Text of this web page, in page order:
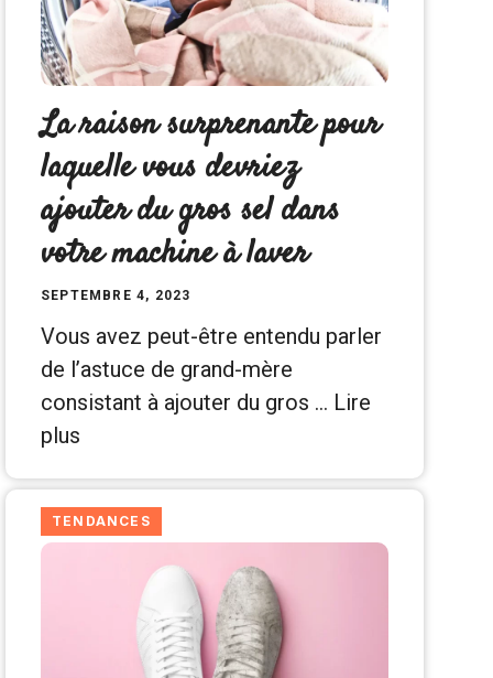
La raison surprenante pour
laquelle vous devriez
ajouter du gros sel dans
votre machine à laver
SEPTEMBRE 4, 2023
Vous avez peut-être entendu parler
de l’astuce de grand-mère
consistant à ajouter du gros … Lire
plus
TENDANCES